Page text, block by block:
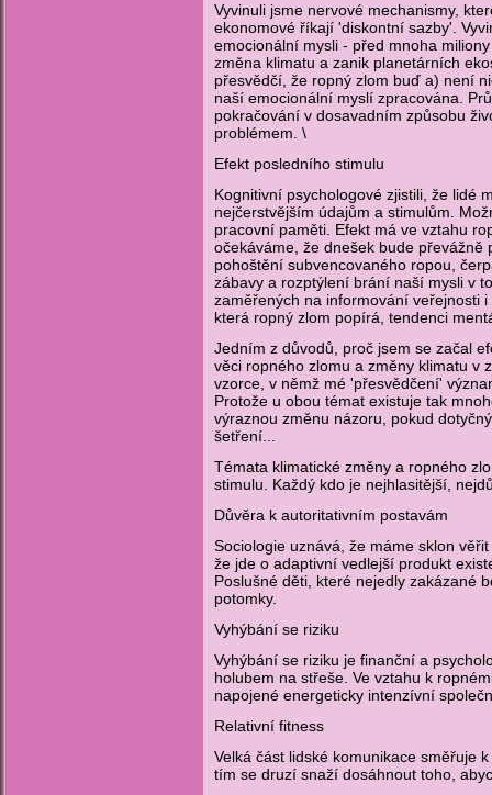
Vyvinuli jsme nervové mechanismy,
ekonomové říkají 'diskontní sazby'.
emocionální mysli - před mnoha
změna klimatu a zanik planetárních
přesvědčí, že ropný zlom buď a) není
naší emocionální myslí zpracována.
pokračování v dosavadním způsobu
problémem. \
Efekt posledního stimulu
Kognitivní psychologové zjistili, že lidé
nejčerstvějším údajům a stimulům.
pracovní paměti. Efekt má ve vztahu
očekáváme, že dnešek bude
pohoštění subvencovaného ropou,
zábavy a rozptýlení brání naší mysli v
zaměřených na informování veřejnosti
která ropný zlom popírá, tendenci
Jedním z důvodů, proč jsem se začal
věci ropného zlomu a změny klimatu v
vzorce, v němž mé 'přesvědčení'
Protože u obou témat existuje tak
výraznou změnu názoru, pokud
šetření...
Témata klimatické změny a ropného
stimulu. Každý kdo je nejhlasitější,
Důvěra k autoritativním postavám
Sociologie uznává, že máme sklon
že jde o adaptivní vedlejší produkt
Poslušné děti, které nejedly zakázané
potomky.
Vyhýbání se riziku
Vyhýbání se riziku je finanční a
holubem na střeše. Ve vztahu k
napojené energeticky intenzívní
Relativní fitness
Velká část lidské komunikace směřuje
tím se druzí snaží dosáhnout toho,